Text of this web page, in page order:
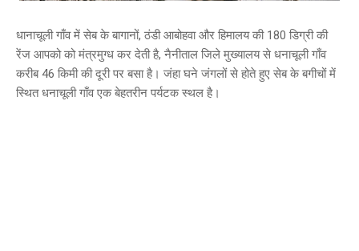
धानाचूली गाँव में सेब के बागानों, ठंडी आबोहवा और हिमालय की 180 डिग्री की
रेंज आपको को मंत्रमुग्ध कर देती है, नैनीताल जिले मुख्यालय से धनाचूली गाँव
करीब 46 किमी की दूरी पर बसा है। जंहा घने जंगलों से होते हुए सेब के बगीचों में
स्थित धनाचूली गाँव एक बेहतरीन पर्यटक स्थल है।